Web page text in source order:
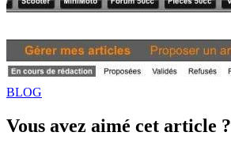
BLOG
Vous avez aimé cet article ?